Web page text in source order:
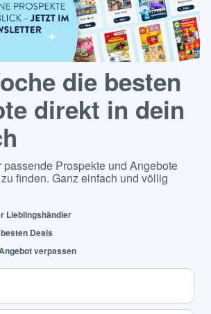
die besten
direkt in dein
passende Prospekte und Angebote
finden. Ganz einfach und völlig
Lieblingshändler
Deals
verpassen